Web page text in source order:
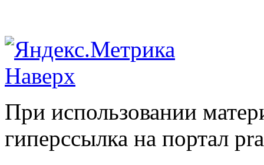
Наверх
При использовании
гиперссылка на портал